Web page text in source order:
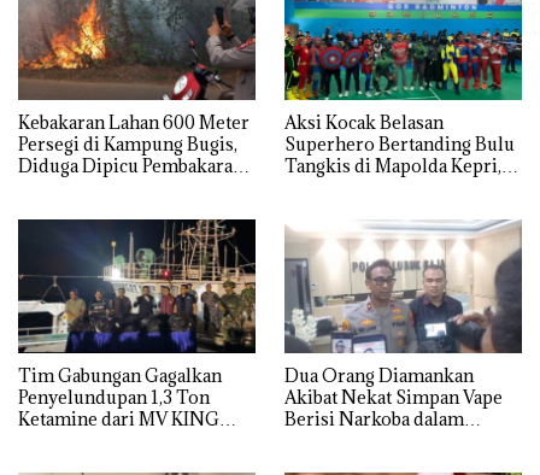
Kebakaran Lahan 600 Meter
Persegi di Kampung Bugis,
Diduga Dipicu Pembakaran
Aksi Kocak Belasan
Superhero Bertanding Bulu
Tangkis di Mapolda Kepri,
Tim Gabungan Gagalkan
Penyelundupan 1,3 Ton
Ketamine dari MV KING
Dua Orang Diamankan
Akibat Nekat Simpan Vape
Berisi Narkoba dalam